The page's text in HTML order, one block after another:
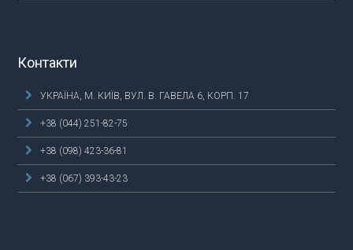
Контакти
УКРАЇНА, М. КИЇВ, ВУЛ. В. ГАВЕЛА 6, КОРП. 17
+38 (044) 251-82-75
+38 (098) 423-36-81
+38 (067) 393-43-23